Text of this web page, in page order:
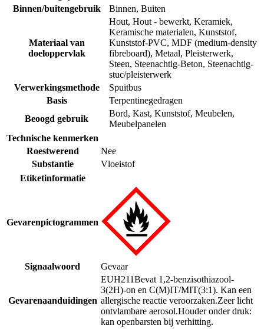
Binnen/buitengebruik
Binnen, Buiten
Materiaal van
doeloppervlak
Hout, Hout - bewerkt, Keramiek,
Keramische materialen, Kunststof,
Kunststof-PVC, MDF (medium-density
fibreboard), Metaal, Pleisterwerk,
Steen, Steenachtig-Beton, Steenachtig-
stuc/pleisterwerk
Verwerkingsmethode
Spuitbus
Basis
Terpentinegedragen
Beoogd gebruik
Bord, Kast, Kunststof, Meubelen,
Meubelpanelen
Technische kenmerken
Roestwerend
Nee
Substantie
Vloeistof
Etiketinformatie
Gevarenpictogrammen
Signaalwoord Gevaar
Gevarenaanduidingen
EUH211Bevat 1,2-benzisothiazool-
3(2H)-on en C(M)IT/MIT(3:1). Kan een
allergische reactie veroorzaken.Zeer licht
ontvlambare aerosol.Houder onder druk:
kan openbarsten bij verhitting.